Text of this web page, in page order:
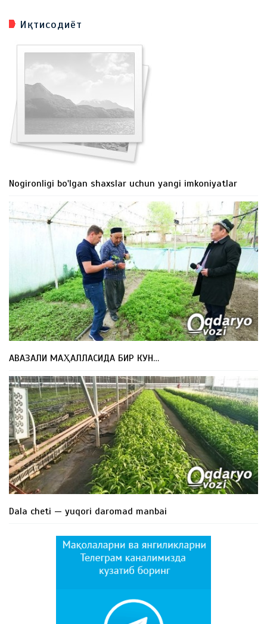
Иқтисодиёт
Nogironligi bo'lgan shaxslar uchun yangi imkoniyatlar
АВАЗАЛИ МАҲАЛЛАСИДА БИР КУН…
Dala cheti — yuqori daromad manbai